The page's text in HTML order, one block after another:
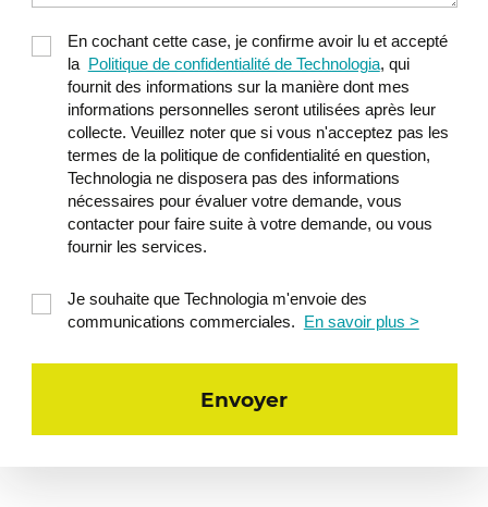
En cochant cette case, je confirme avoir lu et accepté
la
Politique de confidentialité de Technologia, qui
fournit des informations sur la manière dont mes
informations personnelles seront utilisées après leur
collecte. Veuillez noter que si vous n'acceptez pas les
termes de la politique de confidentialité en question,
Technologia ne disposera pas des informations
nécessaires pour évaluer votre demande, vous
contacter pour faire suite à votre demande, ou vous
fournir les services.
Je souhaite que Technologia m'envoie des
communications commerciales.
En savoir plus >